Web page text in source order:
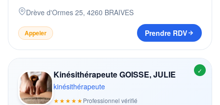
Drève d'Ormes 25, 4260 BRAIVES
Appeler Prendre RDV
✓
Kinésithérapeute GOISSE, JULIE
kinésithérapeute
★★★★★Professionnel vérifié